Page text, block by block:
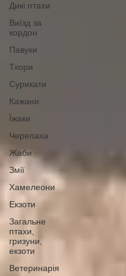
Дикі птахи
Виїзд за
кордон
Павуки
Тхори
Сурикати
Кажани
Їжаки
Черепаха
Жаби
Змії
Хамелеони
Екзоти
Загальне
птахи,
гризуни,
екзоти
Ветеринарія